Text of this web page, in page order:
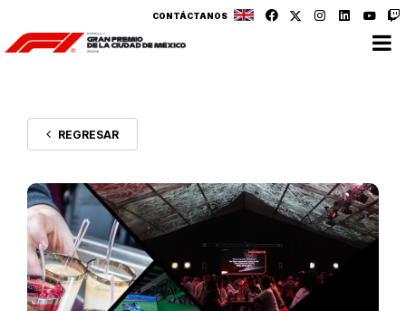
CONTÁCTANOS
REGRESAR